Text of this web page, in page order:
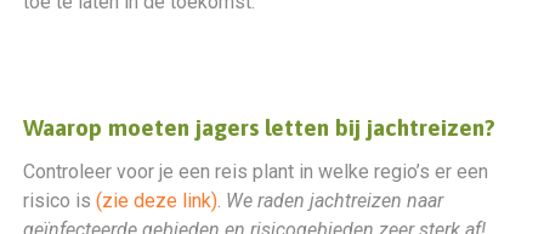
Waarop moeten jagers letten bij jachtreizen?
Controleer voor je een reis plant in welke regio’s er een
risico is(zie deze link). We raden jachtreizen naar